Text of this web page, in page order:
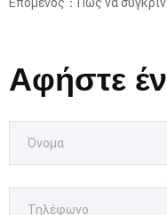
Αφήστε